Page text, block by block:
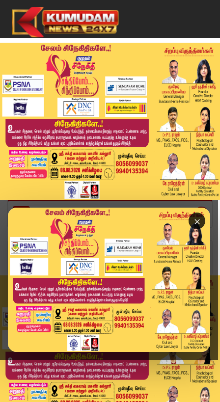
×
Home
வீடியோ ஸ்டோரி
CM விஜய்யின் Mass Plan | #cmvijay #thalapathyvi...